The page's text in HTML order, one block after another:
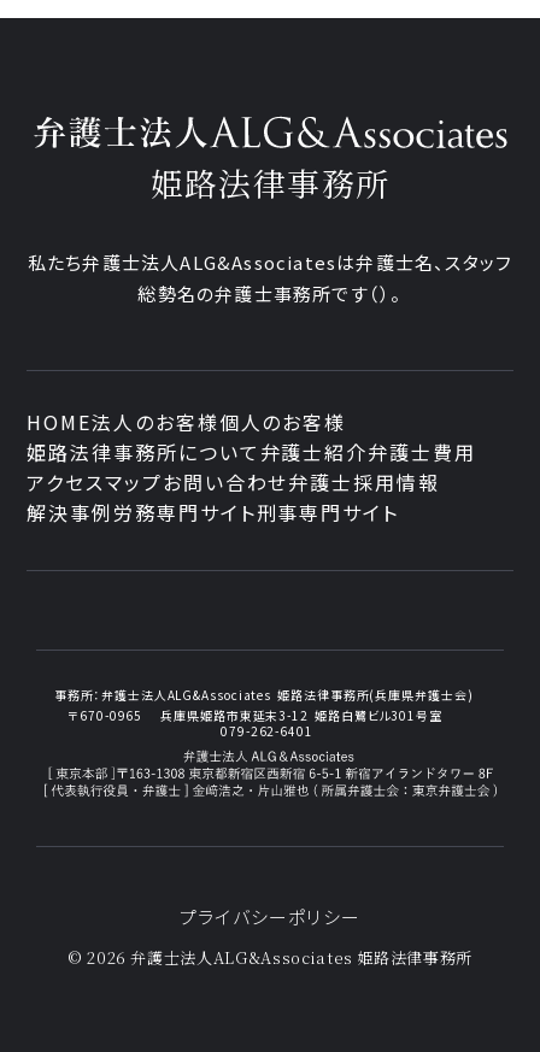
姫路法律事務所
私たち弁護士法人ALG&Associatesは弁護士名、 スタッフ
総勢名の弁護士事務所です（）。
HOME法人のお客様個人のお客様
姫路法律事務所について 弁護士紹介弁護士費用
アクセスマップお問い合わせ弁護士採用情報
解決事例労務専門サイト刑事専門サイト
事務所：弁護士法人ALG&Associates 姫路法律事務所(兵庫県弁護士会)
〒670-0965
兵庫県姫路市東延末3-12 姫路白鷺ビル301号室
079-262-6401
プライバシーポリシー
© 2026 弁護士法人ALG&Associates 姫路法律事務所